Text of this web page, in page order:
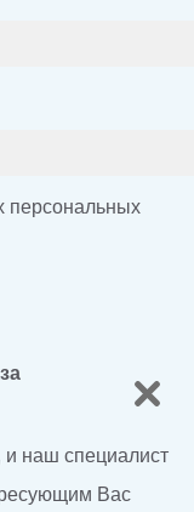
персональных
наш специалист
Вас